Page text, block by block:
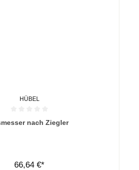
HÜBEL
von 0 von 5 Sternen
nach Ziegler
66,64 €*